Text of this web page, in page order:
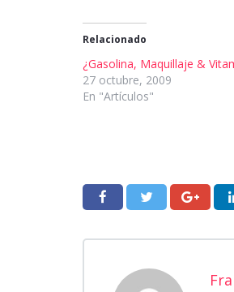
Twitter
(Se
abre
una
ventana
nueva)
Facebook
(Se
abre
una
ventana
nueva)
en
una
ventana
nueva)
Relacionado
¿Gasolina, Maquillaje &
27 octubre, 2009
En "Artículos"